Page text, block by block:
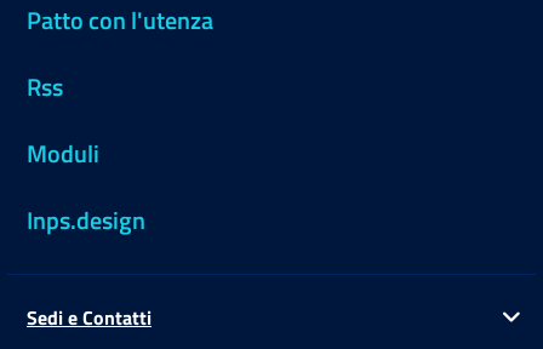
Patto con l'utenza
Rss
Moduli
Inps.design
Sedi e Contatti